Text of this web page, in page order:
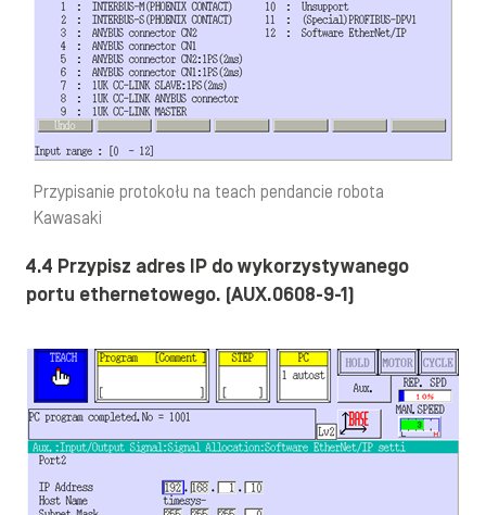
Przypisanie protokołu na teach pendancie robota
Kawasaki
4.4 Przypisz adres IP do wykorzystywanego
portu ethernetowego. (AUX.0608-9-1)